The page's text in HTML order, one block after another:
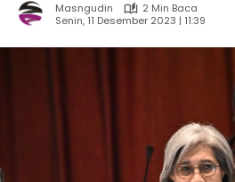
Masngudin
2 Min Baca
Senin, 11 Desember 2023 | 11:39